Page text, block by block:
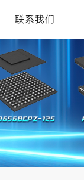
联系我们